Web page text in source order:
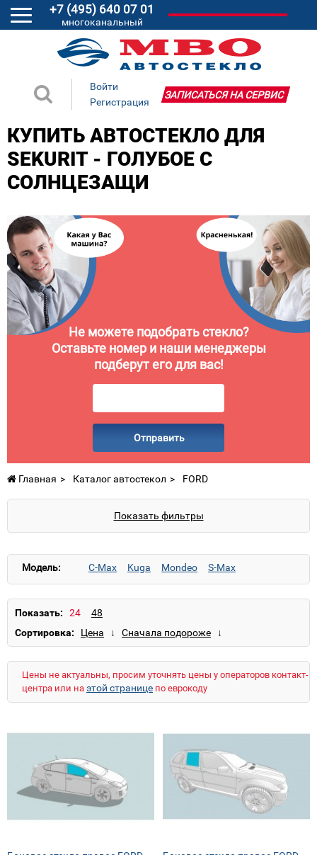
+7 (495) 640 07 01
многоканальный
Войти
Регистрация
ЗАПИСАТЬСЯ НА СЕРВИС
КУПИТЬ АВТОСТЕКЛО ДЛЯ
SEKURIT - ГОЛУБОЕ С
СОЛНЦЕЗАЩИ
Не можете подобрать стекло?
Оставьте номер и наши менеджеры
подберут его для вас!
Отправить
Главная Каталог автостекол FORD
Показать фильтры
Модель: C-Max Kuga Mondeo S-Max
Показать:
Сортировка:
Цены не актуальны, просим уточнять цены у операторов контакт-
центра или на этой странице по еврокоду